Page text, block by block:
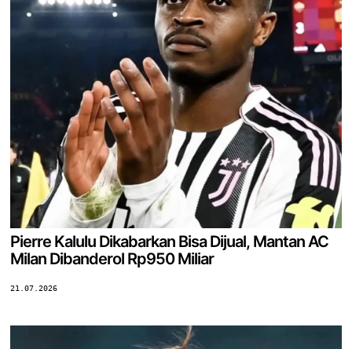
Pierre Kalulu Dikabarkan Bisa Dijual, Mantan AC
Milan Dibanderol Rp950 Miliar
21.07.2026